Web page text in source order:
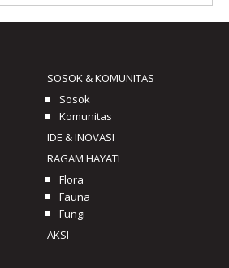
SOSOK & KOMUNITAS
Sosok
Komunitas
IDE & INOVASI
RAGAM HAYATI
Flora
Fauna
Fungi
AKSI